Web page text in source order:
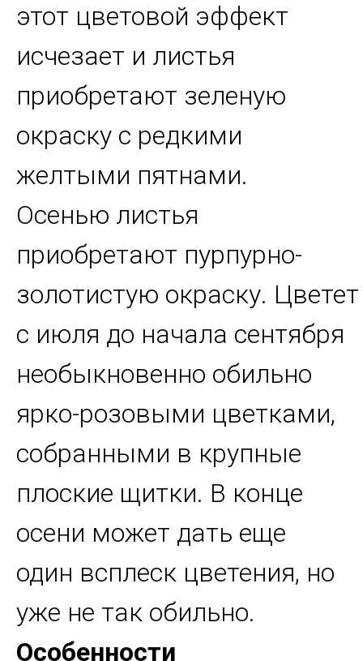
этот цветовой эффект
исчезает и листья
приобретают зеленую
окраску с редкими
желтыми пятнами.
Осенью листья
приобретают пурпурно-
золотистую окраску. Цветет
с июля до начала сентября
необыкновенно обильно
ярко-розовыми цветками,
собранными в крупные
плоские щитки. В конце
осени может дать еще
один всплеск цветения, но
уже не так обильно.
Особенности